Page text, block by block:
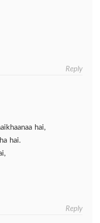
Reply
hai,
hai.
Reply